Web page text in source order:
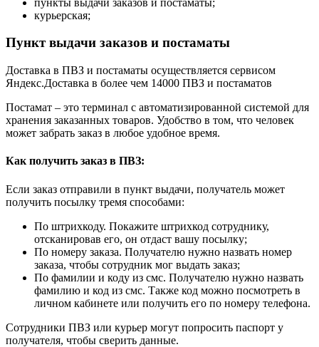
курьерская;
Пункт выдачи заказов и постаматы
Доставка в ПВЗ и постаматы осуществляется сервисом
Яндекс.Доставка в более чем 14000 ПВЗ и постаматов
Постамат – это терминал с автоматизированной системой для
хранения заказанных товаров. Удобство в том, что человек
может забрать заказ в любое удобное время.
Как получить заказ в ПВЗ:
Если заказ отправили в пункт выдачи, получатель может
получить посылку тремя способами:
По штрихкоду. Покажите штрихкод сотруднику,
отсканировав его, он отдаст вашу посылку;
По номеру заказа. Получателю нужно назвать номер
заказа, чтобы сотрудник мог выдать заказ;
По фамилии и коду из смс. Получателю нужно назвать
фамилию и код из смс. Также код можно посмотреть в
личном кабинете или получить его по номеру телефона.
Сотрудники ПВЗ или курьер могут попросить паспорт у
получателя, чтобы сверить данные.